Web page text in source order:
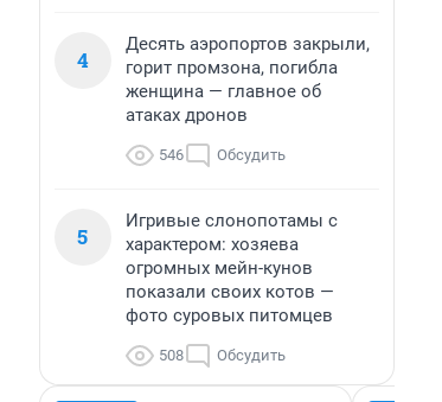
4
Десять аэропортов закрыли,
горит промзона, погибла
женщина — главное об
атаках дронов
546 Обсудить
5
Игривые слонопотамы с
характером: хозяева
огромных мейн-кунов
показали своих котов —
фото суровых питомцев
508 Обсудить